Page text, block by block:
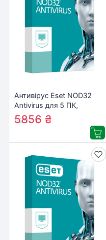
Антивірус Eset NOD32
Antivirus для 5 ПК,
лицензия на 2year
(16_5_2)
6297₴
5856 ₴